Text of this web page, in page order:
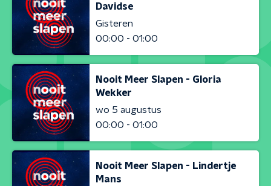
Davidse
Gisteren
00:00 - 01:00
Nooit Meer Slapen - Gloria
Wekker
wo 5 augustus
00:00 - 01:00
Nooit Meer Slapen - Lindertje
Mans